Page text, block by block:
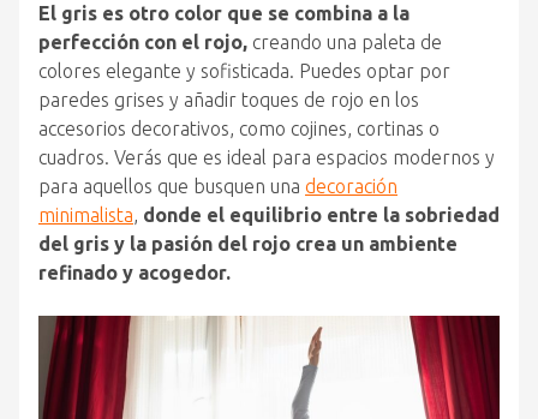
El gris es otro color que se combina a la
perfección con el rojo, creando una paleta de
colores elegante y sofisticada. Puedes optar por
paredes grises y añadir toques de rojo en los
accesorios decorativos, como cojines, cortinas o
cuadros. Verás que es ideal para espacios modernos y
para aquellos que busquen una decoración
minimalista, donde el equilibrio entre la sobriedad
del gris y la pasión del rojo crea un ambiente
refinado y acogedor.